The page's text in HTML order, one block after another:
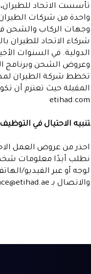
واحدة من شركات الطيران
وجهات الركاب والشحن في
شركاء الاتحاد للطيران
الدولية. في السنوات
تخطط شركة الطيران
المقبلة حيث تعتزم أن
etihad.com
تنبيه الاحتيال في التوظيف
احذر من عروض العمل
نطلب أبدًا معلومات
لوجه أو عبر الفيديو/
والاتصال بـ ethicscompliance@etihad.ae